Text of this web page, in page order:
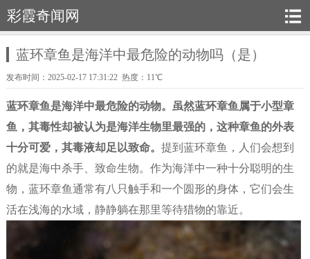
彩霞奇闻网
蓝环章鱼是海洋中最危险的动物吗（是）
发布时间：2025-02-17 17:31:22 热度：11℃
蓝环章鱼是海洋中最危险的动物。虽然蓝环章鱼属于小型章
鱼，其毒性却被认为是海洋生物里最强的，这种章鱼的外表
十分可爱，其毒液却足以致命。 提到蓝环章鱼，人们会想到
的就是海中杀手、致命生物。作为海洋中一种十分聪明的生
物，蓝环章鱼通常有八只触手和一个圆形的身体，它们会生
活在浅海的水域，静静躺在那里等待猎物的靠近。